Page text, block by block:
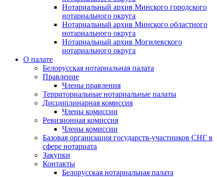
Нотариальный архив Минского городского
нотариального округа
Нотариальный архив Минского областного
нотариального округа
Нотариальный архив Могилевского
нотариального округа
О палате
Белорусская нотариальная палата
Правление
Члены правления
Территориальные нотариальные палаты
Дисциплинарная комиссия
Члены комиссии
Ревизионная комиссия
Члены комиссии
Базовая организация государств-участников СНГ в
сфере нотариата
Закупки
Контакты
Белорусская нотариальная палата